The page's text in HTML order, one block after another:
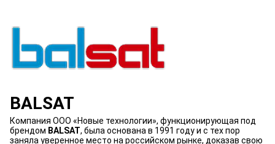
BALSAT
Компания ООО «Новые технологии», функционирующая под
брендом BALSAT, была основана в 1991 году и с тех пор
заняла уверенное место на российском рынке, доказав свою